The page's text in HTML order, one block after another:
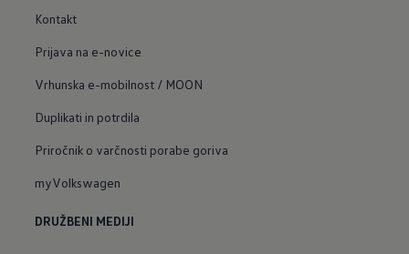
Kontakt
Prijava na e-novice
Vrhunska e-mobilnost / MOON
Duplikati in potrdila
Priročnik o varčnosti porabe goriva
myVolkswagen
DRUŽBENI MEDIJI